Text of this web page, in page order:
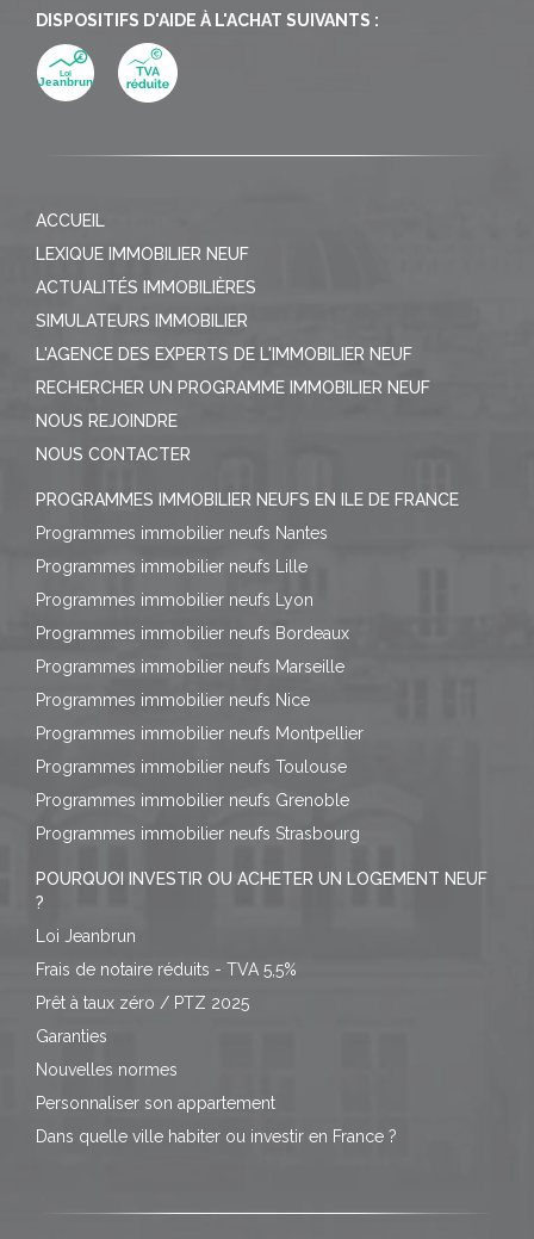
DISPOSITIFS D'AIDE À L'ACHAT SUIVANTS :
ACCUEIL
LEXIQUE IMMOBILIER NEUF
ACTUALITÉS IMMOBILIÈRES
SIMULATEURS IMMOBILIER
L'AGENCE DES EXPERTS DE L'IMMOBILIER NEUF
RECHERCHER UN PROGRAMME IMMOBILIER NEUF
NOUS REJOINDRE
NOUS CONTACTER
PROGRAMMES IMMOBILIER NEUFS EN ILE DE FRANCE
Programmes immobilier neufs Nantes
Programmes immobilier neufs Lille
Programmes immobilier neufs Lyon
Programmes immobilier neufs Bordeaux
Programmes immobilier neufs Marseille
Programmes immobilier neufs Nice
Programmes immobilier neufs Montpellier
Programmes immobilier neufs Toulouse
Programmes immobilier neufs Grenoble
Programmes immobilier neufs Strasbourg
POURQUOI INVESTIR OU ACHETER UN LOGEMENT NEUF
?
Loi Jeanbrun
Frais de notaire réduits - TVA 5,5%
Prêt à taux zéro / PTZ 2025
Garanties
Nouvelles normes
Personnaliser son appartement
Dans quelle ville habiter ou investir en France ?